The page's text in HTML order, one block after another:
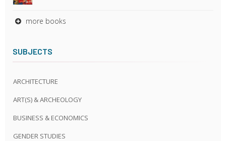
more books
SUBJECTS
ARCHITECTURE
ART(S) & ARCHEOLOGY
BUSINESS & ECONOMICS
GENDER STUDIES